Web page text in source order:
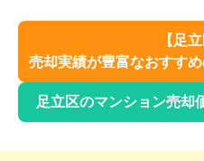
【 足
売却実績が豊富なおすす
足立区のマンション売却